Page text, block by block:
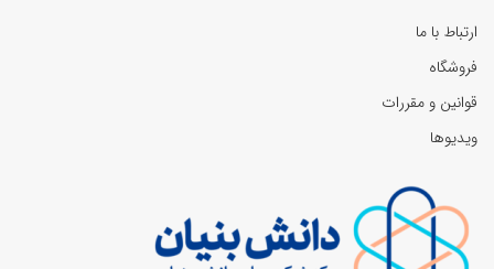
ارتباط با ما
فروشگاه
قوانین و مقررات
ویدیوها